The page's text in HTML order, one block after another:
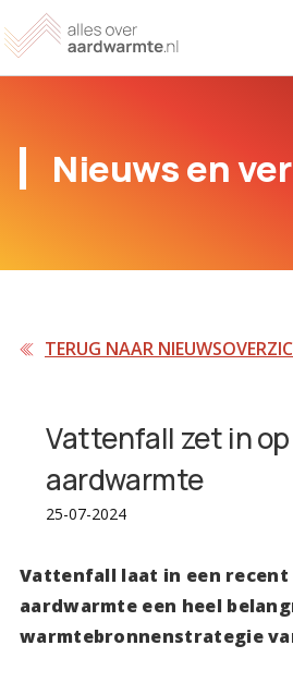
Nieuws en
TERUG NAAR
Vattenfall zet in op
aardwarmte
25-07-2024
Vattenfall laat in een
aardwarmte een heel
warmtebronnenstrategie